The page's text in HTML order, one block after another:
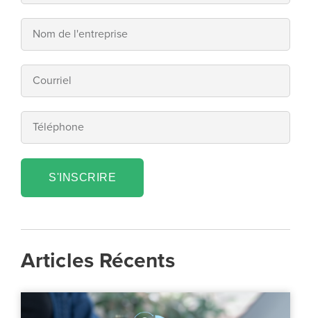
S'INSCRIRE
Articles Récents